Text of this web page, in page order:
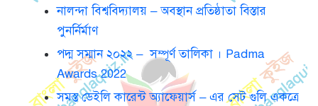
নালন্দা বিশ্ববিদ্যালয় – অবস্থান প্রতিষ্ঠাতা বিস্তার
পুনর্নির্মাণ
পদ্ম সম্মান ২০২২ – সম্পূর্ণ তালিকা । Padma
Awards 2022
সমস্ত ডেইলি কারেন্ট অ্যাফেয়ার্স – এর সেট গুলি একত্রে